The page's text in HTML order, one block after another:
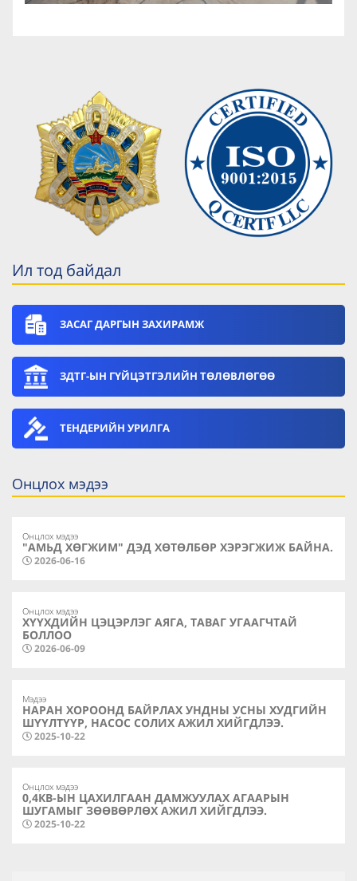
Ил тод байдал
ЗАСАГ ДАРГЫН ЗАХИРАМЖ
ЗДТГ-ЫН ГҮЙЦЭТГЭЛИЙН ТӨЛӨВЛӨГӨӨ
ТЕНДЕРИЙН УРИЛГА
Онцлох мэдээ
Онцлох мэдээ
"АМЬД ХӨГЖИМ" ДЭД ХӨТӨЛБӨР ХЭРЭГЖИЖ БАЙНА.
2026-06-16
Онцлох мэдээ
ХҮҮХДИЙН ЦЭЦЭРЛЭГ АЯГА, ТАВАГ УГААГЧТАЙ
БОЛЛОО
2026-06-09
Мэдээ
НАРАН ХОРООНД БАЙРЛАХ УНДНЫ УСНЫ ХУДГИЙН
ШҮҮЛТҮҮР, НАСОС СОЛИХ АЖИЛ ХИЙГДЛЭЭ.
2025-10-22
Онцлох мэдээ
0,4КВ-ЫН ЦАХИЛГААН ДАМЖУУЛАХ АГААРЫН
ШУГАМЫГ ЗӨӨВӨРЛӨХ АЖИЛ ХИЙГДЛЭЭ.
2025-10-22